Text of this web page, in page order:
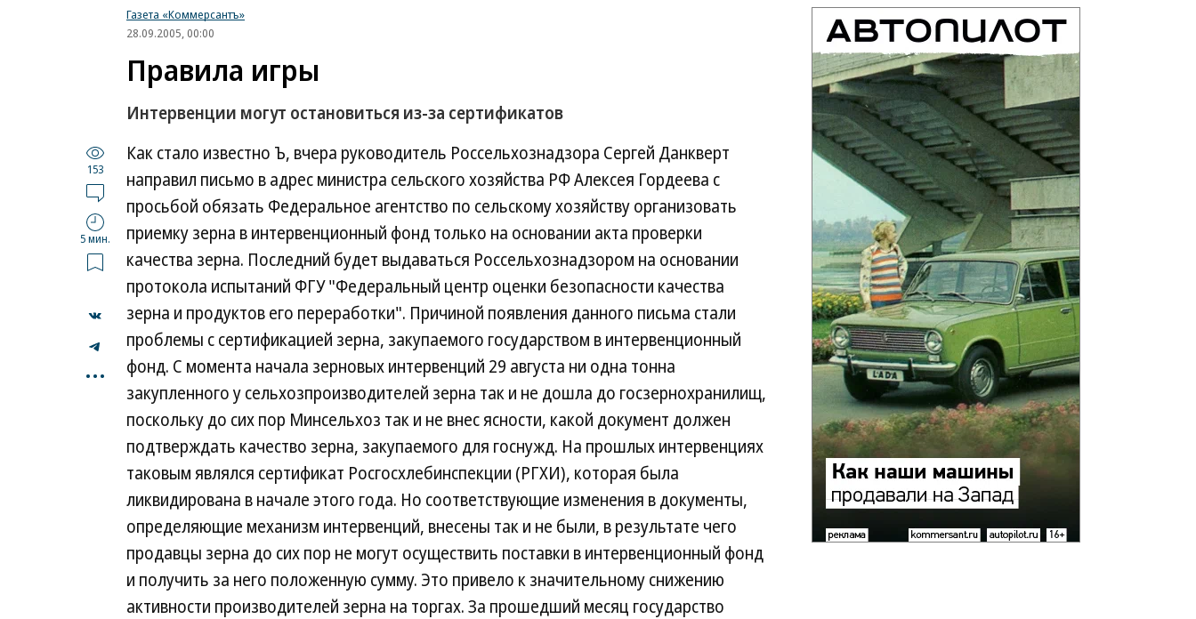
Газета «Коммерсантъ»
28.09.2005, 00:00
Правила игры
Интервенции могут остановиться из-за сертификатов
153
5 мин.
...
Как стало известно Ъ, вчера руководитель Россельхознадзора Сергей Данкверт
направил письмо в адрес министра сельского хозяйства РФ Алексея Гордеева с
просьбой обязать Федеральное агентство по сельскому хозяйству организовать
приемку зерна в интервенционный фонд только на основании акта проверки
качества зерна. Последний будет выдаваться Россельхознадзором на основании
протокола испытаний ФГУ "Федеральный центр оценки безопасности качества
зерна и продуктов его переработки". Причиной появления данного письма стали
проблемы с сертификацией зерна, закупаемого государством в интервенционный
фонд. С момента начала зерновых интервенций 29 августа ни одна тонна
закупленного у сельхозпроизводителей зерна так и не дошла до госзернохранилищ,
поскольку до сих пор Минсельхоз так и не внес ясности, какой документ должен
подтверждать качество зерна, закупаемого для госнужд. На прошлых интервенциях
таковым являлся сертификат Росгосхлебинспекции (РГХИ), которая была
ликвидирована в начале этого года. Но соответствующие изменения в документы,
определяющие механизм интервенций, внесены так и не были, в результате чего
продавцы зерна до сих пор не могут осуществить поставки в интервенционный фонд
и получить за него положенную сумму. Это привело к значительному снижению
активности производителей зерна на торгах. За прошедший месяц государство